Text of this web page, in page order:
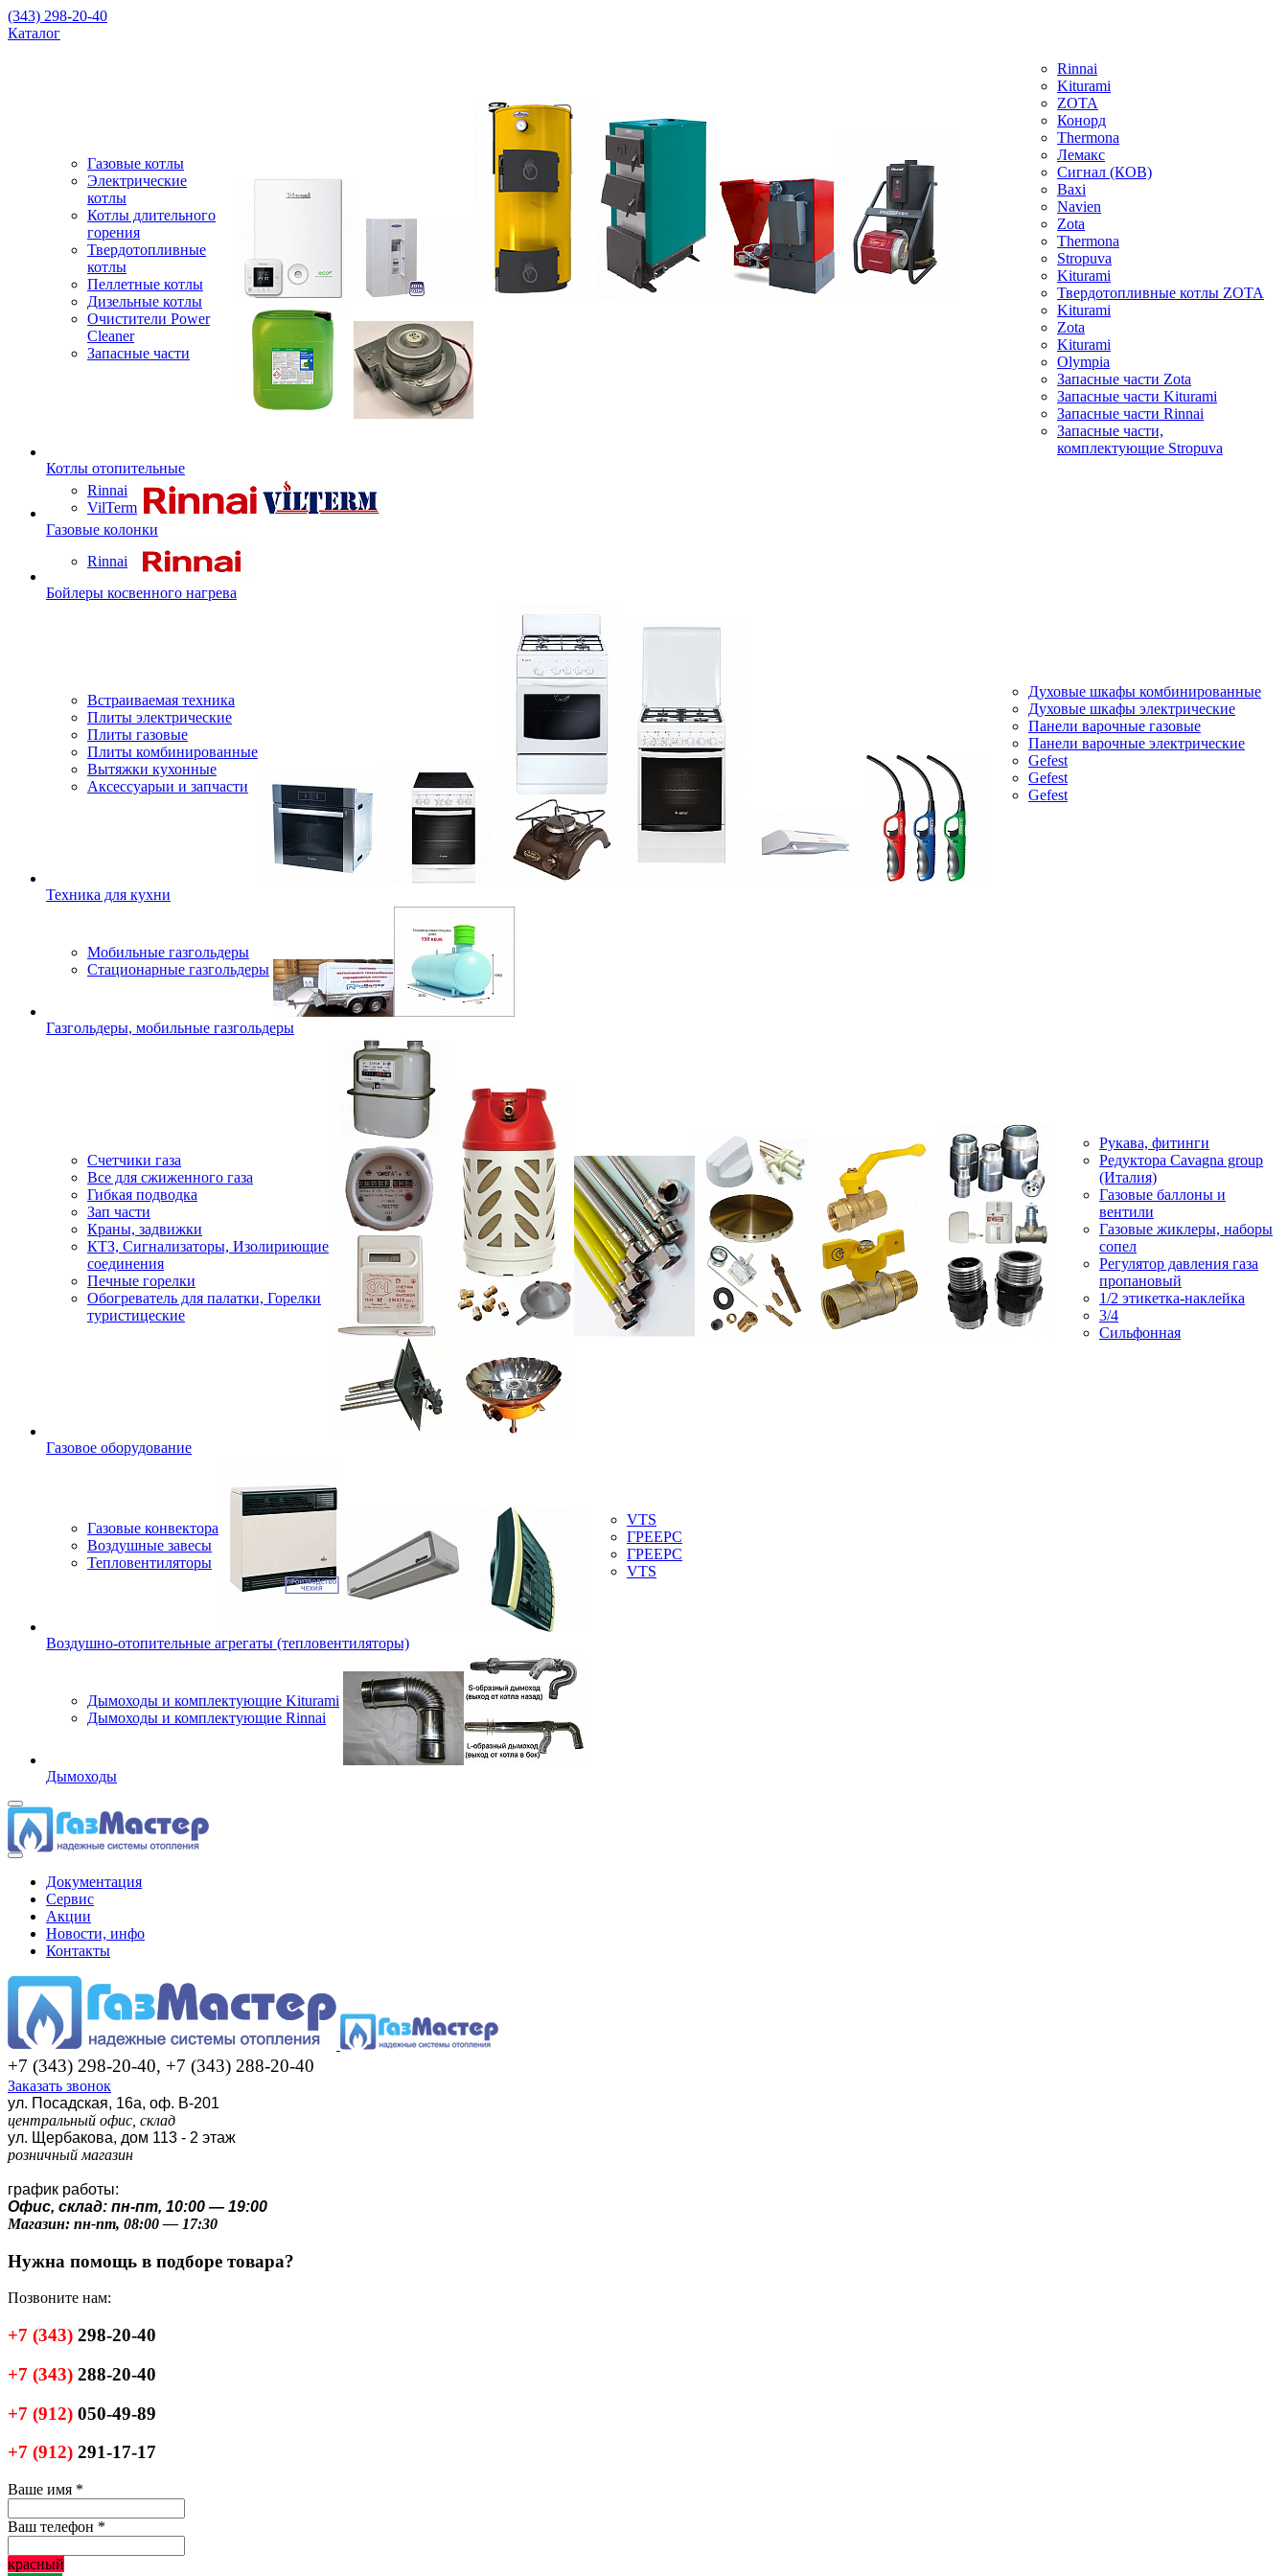
(343) 298-20-40
Каталог
Газовые котлы
Электрические
котлы
Котлы длительного
горения
Твердотопливные
котлы
Пеллетные котлы
Дизельные котлы
Очистители Power
Cleaner
Запасные части
Rinnai
Kiturami
ZOTA
Конорд
Thermona
Лемакс
Сигнал (КОВ)
Baxi
Navien
Zota
Thermona
Stropuva
Kiturami
Твердотопливные котлы ZOTA
Kiturami
Zota
Kiturami
Olympia
Запасные части Zota
Запасные части Kiturami
Запасные части Rinnai
Запасные части,
комплектующие Stropuva
Котлы отопительные
Rinnai
VilTerm
Газовые колонки
Rinnai
Бойлеры косвенного нагрева
Встраиваемая техника
Плиты электрические
Плиты газовые
Плиты комбинированные
Вытяжки кухонные
Аксессуарыи и запчасти
Духовые шкафы комбинированные
Духовые шкафы электрические
Панели варочные газовые
Панели варочные электрические
Gefest
Gefest
Gefest
Техника для кухни
Мобильные газгольдеры
Стационарные газгольдеры
Газгольдеры, мобильные газгольдеры
Счетчики газа
Все для сжиженного газа
Гибкая подводка
Зап части
Краны, задвижки
КТЗ, Сигнализаторы, Изолириющие
соединения
Печные горелки
Обогреватель для палатки, Горелки
туристицеские
Рукава, фитинги
Редуктора Cavagna group
(Италия)
Газовые баллоны и
вентили
Газовые жиклеры, наборы
сопел
Регулятор давления газа
пропановый
1/2 этикетка-наклейка
3/4
Сильфонная
Газовое оборудование
Газовые конвектора
Воздушные завесы
Тепловентиляторы
VTS
ГРЕЕРС
ГРЕЕРС
VTS
Воздушно-отопительные агрегаты (тепловентиляторы)
Дымоходы и комплектующие Kiturami
Дымоходы и комплектующие Rinnai
Дымоходы
Документация
Сервис
Акции
Новости, инфо
Контакты
+7 (343) 298-20-40, +7 (343) 288-20-40
Заказать звонок
ул. Посадская, 16а, оф. В-201
центральный офис, склад
ул. Щербакова, дом 113 - 2 этаж
розничный магазин
график работы:
Офис, склад: пн-пт, 10:00 — 19:00
Магазин: пн-пт, 08:00 — 17:30
Нужна помощь в подборе товара?
Позвоните нам:
+7 (343) 298-20-40
+7 (343) 288-20-40
+7 (912) 050-49-89
+7 (912) 291-17-17
Ваше имя *
Ваш телефон *
красный